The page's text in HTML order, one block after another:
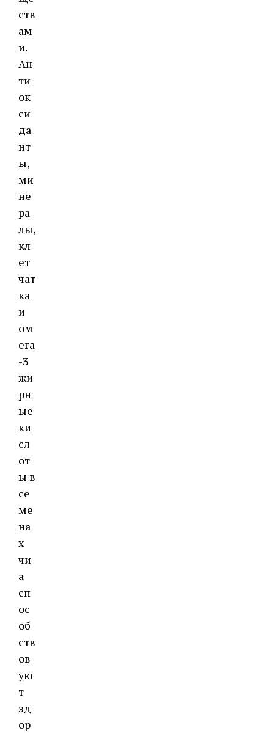
ств
ам
и.
Ан
ти
ок
си
да
нт
ы,
ми
не
ра
лы,
кл
ет
чат
ка
и
ом
ега
-3
жи
рн
ые
ки
сл
от
ы в
се
ме
на
х
чи
а
сп
ос
об
ств
ов
ую
т
зд
ор